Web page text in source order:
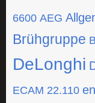
6600 AEG
Brühgruppe
DeLonghi
ECAM 22.110